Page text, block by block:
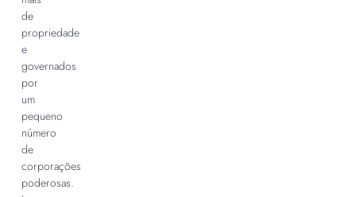
de
propriedade
e
governados
por
um
pequeno
número
de
corporações
poderosas.